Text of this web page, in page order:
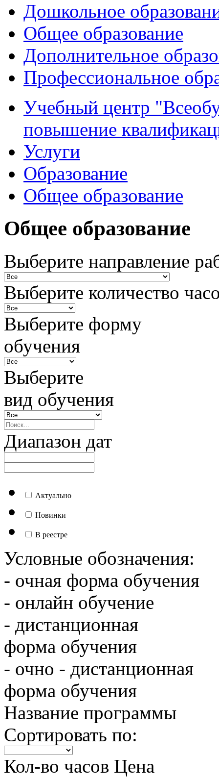
Дошкольное
Общее образование
Дополнительное
Профессиональное
Учебный центр
повышение
Услуги
Образование
Общее образование
Общее образование
Выберите направление
Выберите количество
Выберите форму
обучения
Выберите
вид обучения
Диапазон дат
Актуально
Новинки
В реестре
Условные обозначения:
- очная форма обучения
- онлайн обучение
- дистанционная
форма обучения
- очно - дистанционная
форма обучения
Название программы
Сортировать по:
Кол-во часов Цена